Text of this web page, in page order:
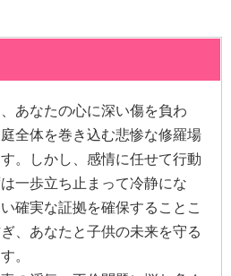
あなたの心に深い傷を負わ
全体を巻き込む悲惨な修羅場
。しかし、感情に任せて行動
一歩立ち止まって冷静にな
確実な証拠を確保することこ
、あなたと子供の未来を守る
。